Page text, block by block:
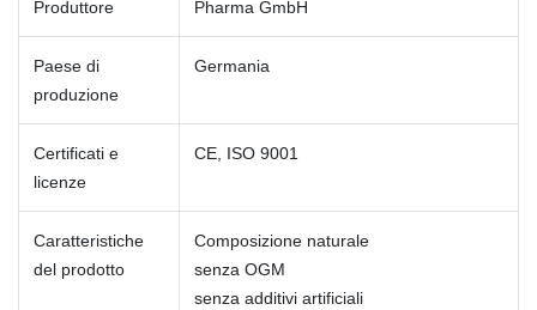
Produttore Pharma GmbH
Paese di
produzione
Germania
Certificati e
licenze
CE, ISO 9001
Caratteristiche
del prodotto
Composizione naturale
senza OGM
senza additivi artificiali